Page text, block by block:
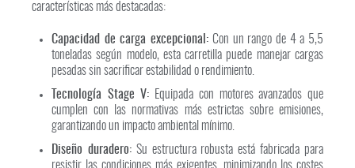
características más destacadas:
Capacidad de carga excepcional: Con un rango de 4 a 5,5
toneladas según modelo, esta carretilla puede manejar cargas
pesadas sin sacrificar estabilidad o rendimiento.
Tecnología Stage V: Equipada con motores avanzados que
cumplen con las normativas más estrictas sobre emisiones,
garantizando un impacto ambiental mínimo.
Diseño duradero:Su estructura robusta está fabricada para